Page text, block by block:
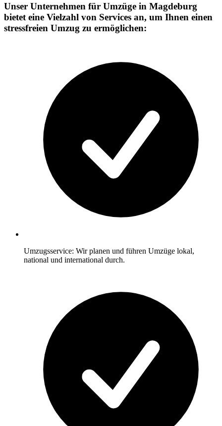
Unser Unternehmen für Umzüge in Magdeburg
bietet eine Vielzahl von Services an, um Ihnen einen
stressfreien Umzug zu ermöglichen:
Umzugsservice: Wir planen und führen Umzüge lokal,
national und international durch.